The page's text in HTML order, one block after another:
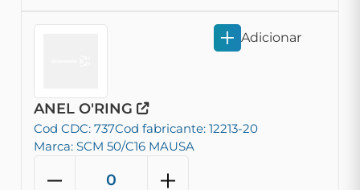
ANEL O'RING
Cod CDC: 737Cod fabricante: 12213-20
Marca: SCM 50/C16 MAUSA
Adicionar